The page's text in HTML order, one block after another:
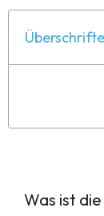
Was ist die